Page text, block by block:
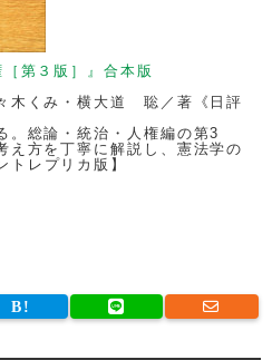
第３版］』合本版
木くみ・横大道 聡／著《日評
。総論・統治・人権編の第3
え方を丁寧に解説し、憲法学の
トレプリカ版 】